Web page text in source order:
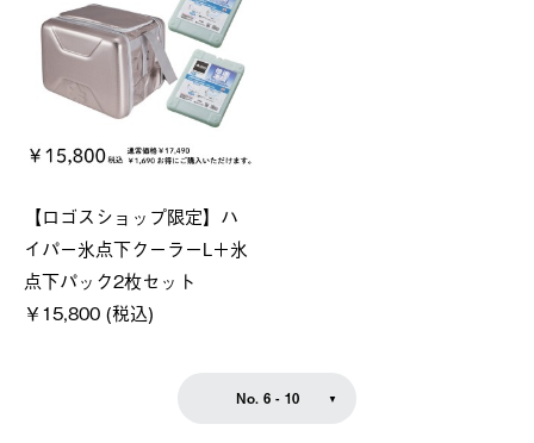
【ロゴスショップ限定】ハ
イパー氷点下クーラーL＋氷
点下パック2枚セット
￥15,800 (税込)
No. 6 - 10